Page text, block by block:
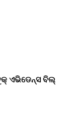
ଏଭିଡେନ୍ସ ବିଲ୍